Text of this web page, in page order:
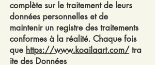
complète sur le traitement de leurs
données personnelles et de
maintenir un registre des traitements
conformes à la réalité. Chaque fois
que https://www.koailaart.com/ tra
ite des Données